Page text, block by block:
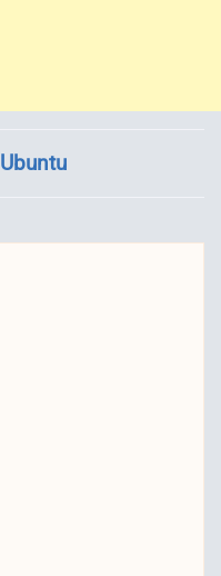
Ubuntu